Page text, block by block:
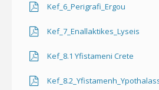
Kef_6_Perigrafi_Ergou
Kef_7_Enallaktikes_Lyseis
Kef_8.1 Yfistameni Crete